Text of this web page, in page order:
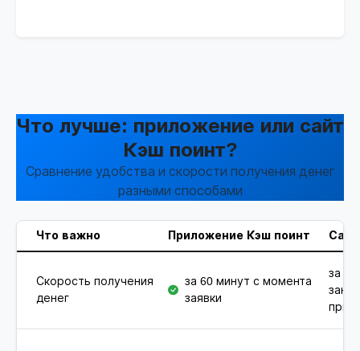
Что лучше: приложение или сайт
Кэш поинт?
Сравнение удобства и скорости получения денег
разными способами
Что важно Приложение Кэш поинт
Скорость получения
денег
за 60 минут с момента
заявки
за
при